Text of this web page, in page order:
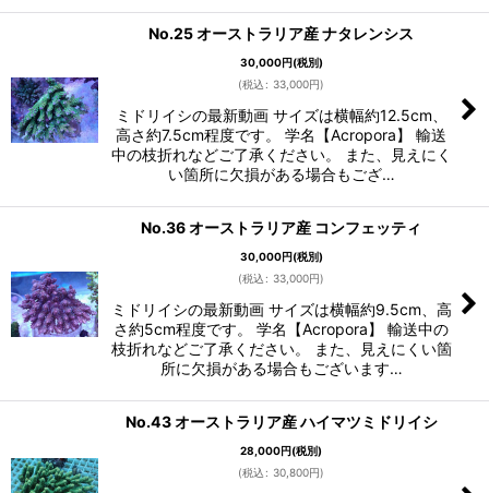
No.25 オーストラリア産 ナタレンシス
30,000円(税別)
(税込 : 33,000円)
ミドリイシの最新動画 サイズは横幅約12.5cm、
高さ約7.5cm程度です。 学名【Acropora】 輸送
中の枝折れなどご了承ください。 また、見えにく
い箇所に欠損がある場合もござ…
No.36 オーストラリア産 コンフェッティ
30,000円(税別)
(税込 : 33,000円)
ミドリイシの最新動画 サイズは横幅約9.5cm、高
さ約5cm程度です。 学名【Acropora】 輸送中の
枝折れなどご了承ください。 また、見えにくい箇
所に欠損がある場合もございます…
No.43 オーストラリア産 ハイマツミドリイシ
28,000円(税別)
(税込 : 30,800円)